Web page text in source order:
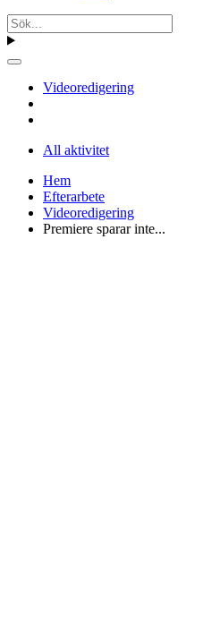
Videoredigering
All aktivitet
Hem
Efterarbete
Videoredigering
Premiere sparar inte...